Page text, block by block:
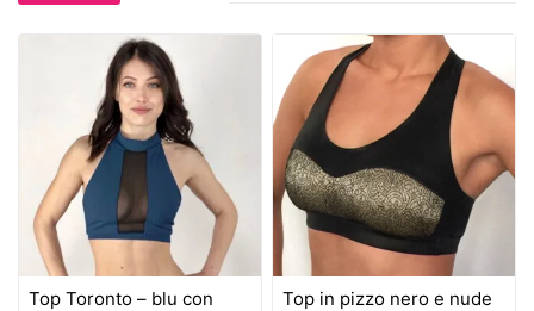
Top Toronto – blu con
Top in pizzo nero e nude